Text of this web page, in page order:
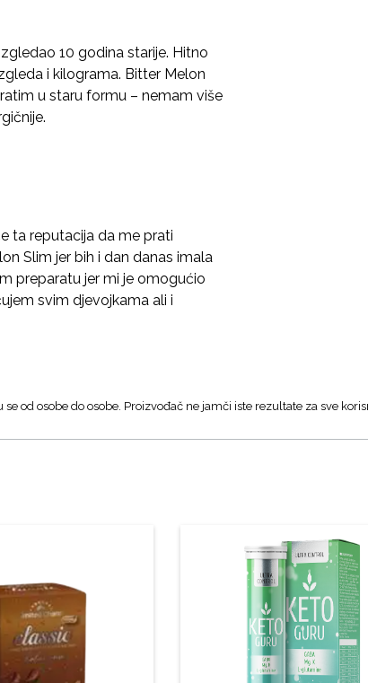
10 godina starije. Hitno
i kilograma. Bitter Melon
u staru formu – nemam više
ta reputacija da me prati
Slim jer bih i dan danas imala
preparatu jer mi je omogućio
svim djevojkama ali i
od osobe do osobe. Proizvođač ne jamči iste rezultate za sve